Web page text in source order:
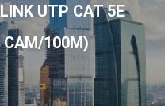
UTP CAT 5E
CAM/100M)